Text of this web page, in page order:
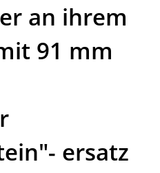
an ihrem
91 mm
ersatz